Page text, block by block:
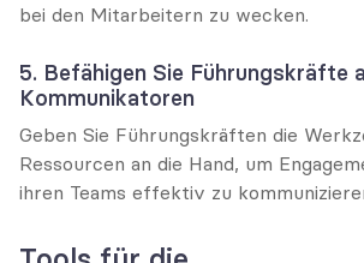
bei den Mitarbeitern zu wecken.
5. Befähigen Sie Führungskräfte
Kommunikatoren
Geben Sie Führungskräften die
Ressourcen an die Hand, um
ihren Teams effektiv zu